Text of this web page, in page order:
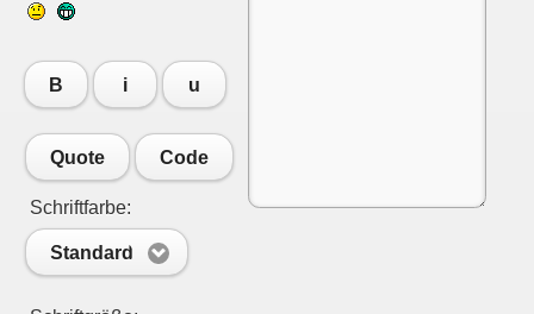
B i u
Quote Code
Schriftfarbe:
Standard